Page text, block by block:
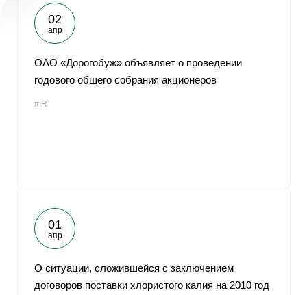
02
апр
ОАО «Дорогобуж» объявляет о проведении
годового общего собрания акционеров
#IR
01
апр
О ситуации, сложившейся с заключением
договоров поставки хлористого калия на 2010 год